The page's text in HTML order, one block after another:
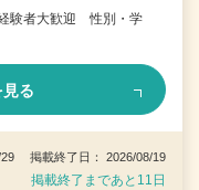
験者大歓迎 性別・学
る
29 掲載終了日： 2026/08/19
掲載終了まであと11日